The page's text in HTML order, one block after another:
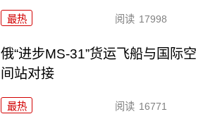
最热 阅读 17998
俄“进步MS-31”货运飞船与国际空
间站对接
最热 阅读 16771